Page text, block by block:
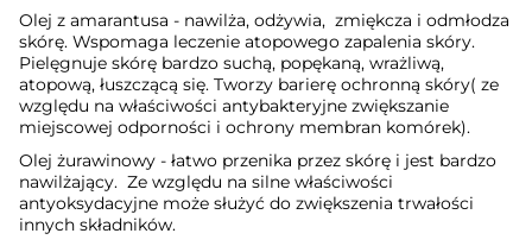
Olej z amarantusa - nawilża, odżywia, zmiękcza i odmłodza
skórę. Wspomaga leczenie atopowego zapalenia skóry.
Pielęgnuje skórę bardzo suchą, popękaną, wrażliwą,
atopową, łuszczącą się. Tworzy barierę ochronną skóry( ze
względu na właściwości antybakteryjne zwiększanie
miejscowej odporności i ochrony membran komórek).
Olej żurawinowy - łatwo przenika przez skórę i jest bardzo
nawilżający. Ze względu na silne właściwości
antyoksydacyjne może służyć do zwiększenia trwałości
innych składników.